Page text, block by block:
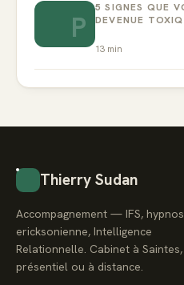
P
5 SIGNES QUE
DEVENUE
13 min
Thierry Sudan
Accompagnement — IFS,
ericksonienne, Intelligence
Relationnelle. Cabinet à
présentiel ou à distance.